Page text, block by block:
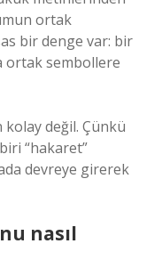
ortak
bir denge var: bir
ortak sembollere
değil. Çünkü
“hakaret”
devreye girerek
nasıl